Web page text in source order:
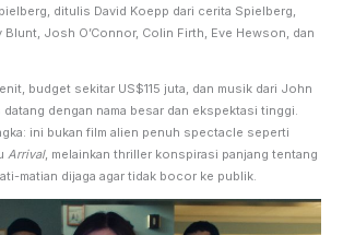
ditulis David Koepp dari cerita Spielberg,
Blunt, Josh O’Connor, Colin Firth, Eve Hewson, dan
budget sekitar US$115 juta, dan musik dari John
dengan nama besar dan ekspektasi tinggi.
ini bukan film alien penuh spectacle seperti
Arrival, melainkan thriller konspirasi panjang tentang
matian dijaga agar tidak bocor ke publik.